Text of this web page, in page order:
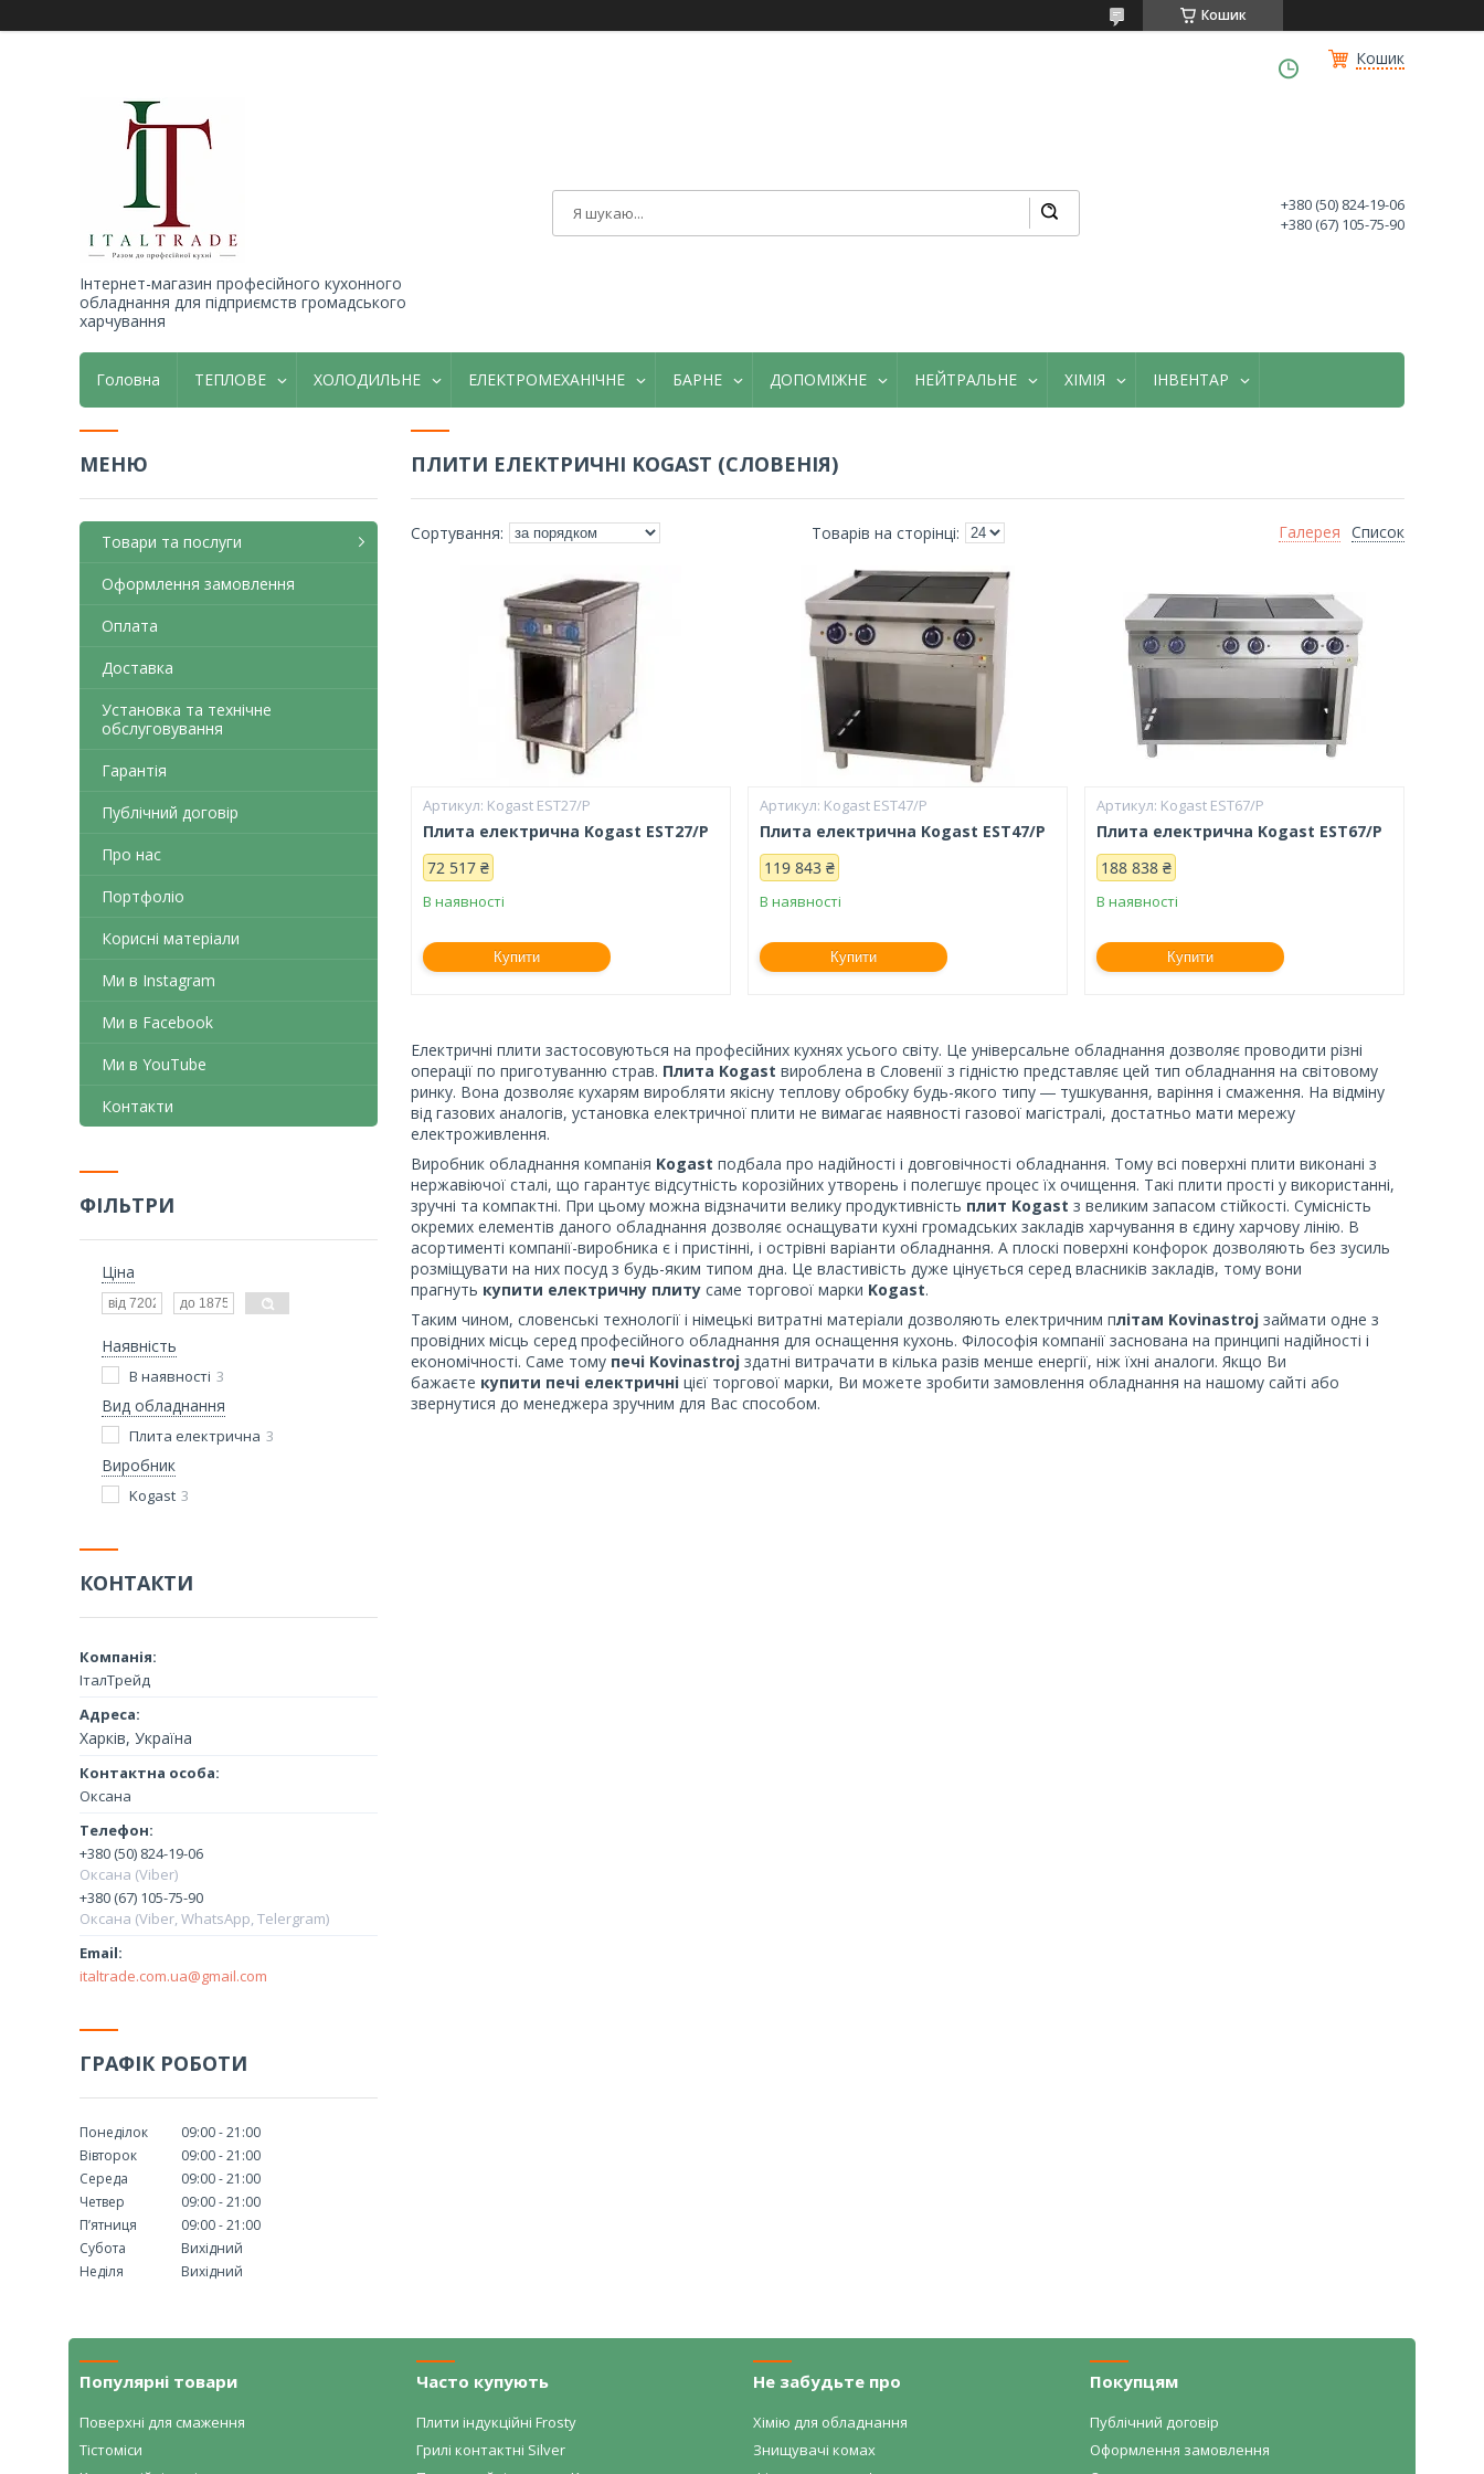
Кошик
Кошик
Інтернет-магазин професійного кухонного
обладнання для підприємств громадського
харчування
+380 (50) 824-19-06
+380 (67) 105-75-90
Головна ТЕПЛОВЕ ХОЛОДИЛЬНЕ ЕЛЕКТРОМЕХАНІЧНЕ БАРНЕ ДОПОМІЖНЕ НЕЙТРАЛЬНЕ ХІМІЯ ІНВЕНТАР
ПЛИТИ ЕЛЕКТРИЧНІ KOGAST (СЛОВЕНІЯ)
Галерея Список
Kogast ESТ27/Р
Плита електрична Kogast EST27/Р
72 517 ₴
В наявності
Купити
Kogast ESТ47/Р
Плита електрична Kogast ESТ47/Р
119 843 ₴
В наявності
Купити
Kogast ESТ67/P
Плита електрична Kogast EST67/P
188 838 ₴
В наявності
Купити
Електричні плити застосовуються на професійних кухнях усього світу. Це універсальне обладнання дозволяє проводити різні
операції по приготуванню страв. Плита Kogast вироблена в Словенії з гідністю представляє цей тип обладнання на світовому
ринку. Вона дозволяє кухарям виробляти якісну теплову обробку будь-якого типу ― тушкування, варіння і смаження. На відміну
від газових аналогів, установка електричної плити не вимагає наявності газової магістралі, достатньо мати мережу
електроживлення.
Виробник обладнання компанія Kogast подбала про надійності і довговічності обладнання. Тому всі поверхні плити виконані з
нержавіючої сталі, що гарантує відсутність корозійних утворень і полегшує процес їх очищення. Такі плити прості у використанні,
зручні та компактні. При цьому можна відзначити велику продуктивність плит Kogast з великим запасом стійкості. Сумісність
окремих елементів даного обладнання дозволяє оснащувати кухні громадських закладів харчування в єдину харчову лінію. В
асортименті компанії-виробника є і пристінні, і острівні варіанти обладнання. А плоскі поверхні конфорок дозволяють без зусиль
розміщувати на них посуд з будь-яким типом дна. Це властивість дуже цінується серед власників закладів, тому вони
прагнуть купити електричну плиту саме торгової марки Kogast.
Таким чином, словенські технології і німецькі витратні матеріали дозволяють електричним плітам Kovinastroj займати одне з
провідних місць серед професійного обладнання для оснащення кухонь. Філософія компанії заснована на принципі надійності і
економічності. Саме тому печі Kovinastroj здатні витрачати в кілька разів менше енергії, ніж їхні аналоги. Якщо Ви
бажаєте купити печі електричні цієї торгової марки, Ви можете зробити замовлення обладнання на нашому сайті або
звернутися до менеджера зручним для Вас способом.
Товари та послуги
Оформлення замовлення
Оплата
Доставка
Установка та технічне
обслуговування
Гарантія
Публічний договір
Про нас
Портфоліо
Корисні матеріали
Ми в Instagram
Ми в Facebook
Ми в YouTube
Контакти
ФІЛЬТРИ
Ціна
Наявність
В наявності 3
Вид обладнання
Плита електрична 3
Виробник
Kogast 3
КОНТАКТИ
ІталТрейд
Харків, Україна
Оксана
+380 (50) 824-19-06
Оксана (Viber)
+380 (67) 105-75-90
Оксана (Viber, WhatsApp, Telergram)
italtrade.com.ua@gmail.com
ГРАФІК РОБОТИ
Понеділок 09:00 21:00
Вівторок
09:00 21:00
Середа
09:00 21:00
Четвер
09:00 21:00
Пʼятниця
09:00 21:00
Субота
Вихідний
Неділя
Вихідний
Популярні товари
Поверхні для смаження
Тістоміси
Часто купують
Плити індукційні Frosty
Грилі контактні Silver
Не забудьте про
Хімію для обладнання
Знищувачі комах
Покупцям
Публічний договір
Оформлення замовлення